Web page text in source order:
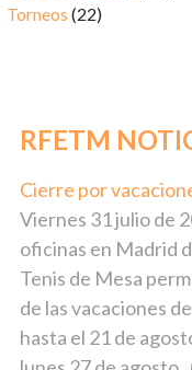
Torneos (22)
RFETM
Cierre por
Viernes 31 julio de
oficinas en Madrid
Tenis de Mesa
de las vacaciones
hasta el 21 de